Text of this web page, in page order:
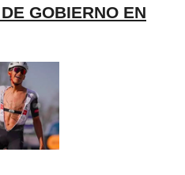
GOBIERNO EN